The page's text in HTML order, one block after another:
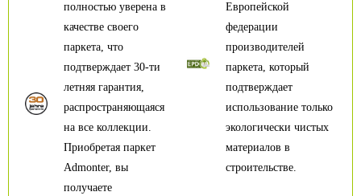
Европейской
федерации
производителей
паркета, который
подтверждает
использование только
экологически чистых
материалов в
строительстве.
полностью уверена в
качестве своего
паркета, что
подтверждает 30-ти
летняя гарантия,
распространяющаяся
на все коллекции.
Приобретая паркет
Admonter, вы
получаете